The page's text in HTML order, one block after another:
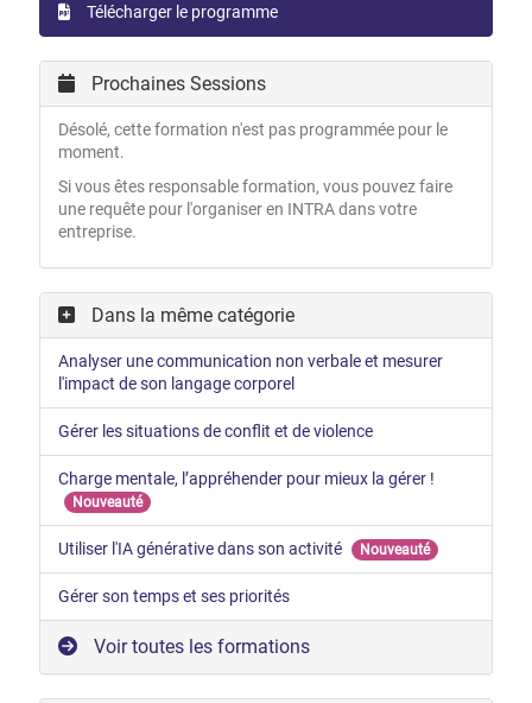
Télécharger le programme
Prochaines Sessions
Désolé, cette formation n'est pas programmée pour le
moment.
Si vous êtes responsable formation, vous pouvez faire
une requête pour l'organiser en INTRA dans votre
entreprise.
Dans la même catégorie
Analyser une communication non verbale et mesurer
l'impact de son langage corporel
Gérer les situations de conflit et de violence
Charge mentale, l’appréhender pour mieux la gérer !
Nouveauté
Utiliser l'IA générative dans son activité Nouveauté
Gérer son temps et ses priorités
Voir toutes les formations